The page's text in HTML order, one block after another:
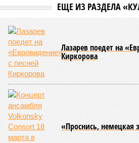
ЕЩЕ ИЗ РАЗДЕЛА
Лазарев поедет на
Киркорова
«Проснись, немецкая